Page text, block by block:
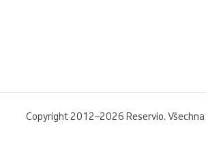
Copyright 2012–2026 Reservio.